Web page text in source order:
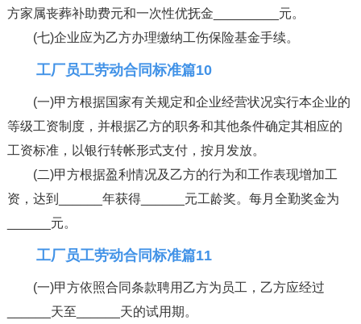
方家属丧葬补助费元和一次性优抚金_________元。
(七)企业应为乙方办理缴纳工伤保险基金手续。
工厂员工劳动合同标准篇10
(一)甲方根据国家有关规定和企业经营状况实行本企业的
等级工资制度，并根据乙方的职务和其他条件确定其相应的
工资标准，以银行转帐形式支付，按月发放。
(二)甲方根据盈利情况及乙方的行为和工作表现增加工
资，达到______年获得______元工龄奖。每月全勤奖金为
______元。
工厂员工劳动合同标准篇11
(一)甲方依照合同条款聘用乙方为员工，乙方应经过
______天至______天的试用期。